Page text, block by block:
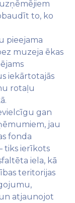
to, ko
pieejama
muzeja ēkas
iekārtotajās
rotaļu
gan
jau
fonda
tiks ierīkots
iela, kā
teritorijas
atjaunojot